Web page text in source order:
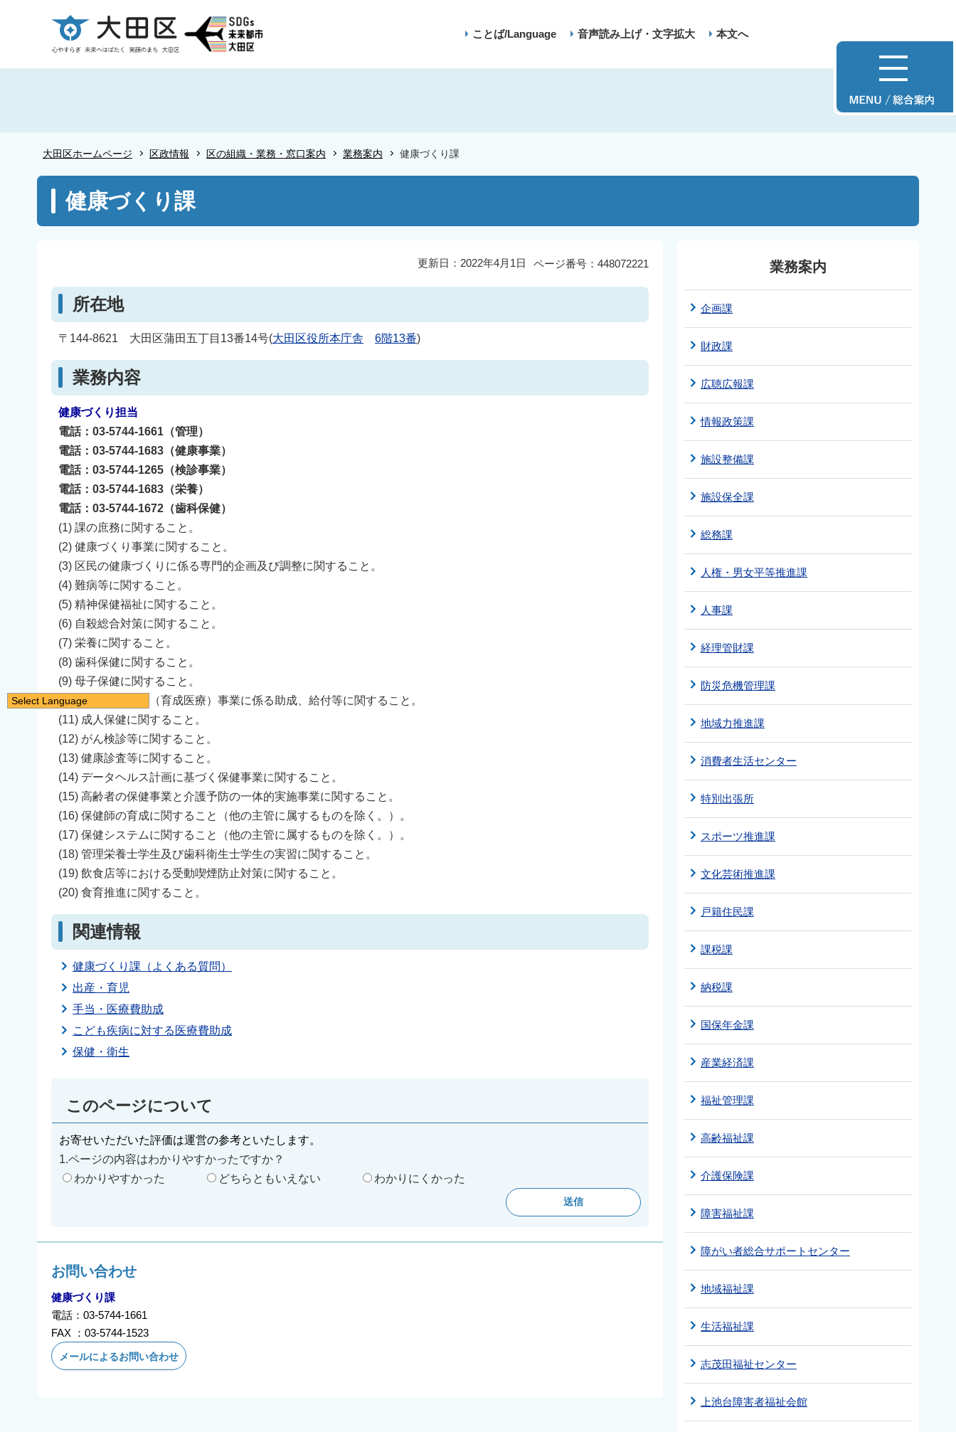
ー
ことば/Language 音声読み上げ・文字拡大 本文へ
大田区ホームページ 区政情報 区の組織・業務・窓口案内 業務案内 健康づくり課
こ
健康づくり課
ページ番号：448072221
更新日：2022年4月1日
所在地
〒144-8621 大田区蒲田五丁目13番14号(大田区役所本庁舎 6階13番)
業務内容
健康づくり担当
電話：03-5744-1661（管理）
電話：03-5744-1683（健康事業）
電話：03-5744-1265（検診事業）
電話：03-5744-1683（栄養）
電話：03-5744-1672（歯科保健）
(1) 課の庶務に関すること。
(2) 健康づくり事業に関すること。
(3) 区民の健康づくりに係る専門的企画及び調整に関すること。
(4) 難病等に関すること。
(5) 精神保健福祉に関すること。
(6) 自殺総合対策に関すること。
(7) 栄養に関すること。
(8) 歯科保健に関すること。
(9) 母子保健に関すること。
(10) 自立支援医療（育成医療）事業に係る助成、給付等に関すること。
(11) 成人保健に関すること。
(12) がん検診等に関すること。
(13) 健康診査等に関すること。
(14) データヘルス計画に基づく保健事業に関すること。
(15) 高齢者の保健事業と介護予防の一体的実施事業に関すること。
(16) 保健師の育成に関すること（他の主管に属するものを除く。）。
(17) 保健システムに関すること（他の主管に属するものを除く。）。
(18) 管理栄養士学生及び歯科衛生士学生の実習に関すること。
(19) 飲食店等における受動喫煙防止対策に関すること。
(20) 食育推進に関すること。
関連情報
健康づくり課（よくある質問）
出産・育児
手当・医療費助成
こども疾病に対する医療費助成
保健・衛生
このページについて
お寄せいただいた評価は運営の参考といたします。
1.ページの内容はわかりやすかったですか？
わかりやすかった
どちらともいえない わかりにくかった
お問い合わせ
健康づくり課
電話：03-5744-1661
FAX ：03-5744-1523
メールによるお問い合わせ
業務案内
企画課
財政課
広聴広報課
情報政策課
施設整備課
施設保全課
総務課
人権・男女平等推進課
人事課
経理管財課
防災危機管理課
地域力推進課
消費者生活センター
特別出張所
スポーツ推進課
文化芸術推進課
戸籍住民課
課税課
納税課
国保年金課
産業経済課
福祉管理課
高齢福祉課
介護保険課
障害福祉課
障がい者総合サポートセンター
地域福祉課
生活福祉課
志茂田福祉センター
上池台障害者福祉会館
Select Language